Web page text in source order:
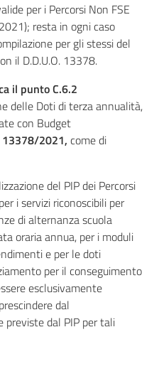
per i Percorsi Non FSE
resta in ogni caso
per gli stessi del
il D.D.U.O. 13378.
il punto C.6.2
delle Doti di terza annualità,
con Budget
13378/2021, come di
del PIP dei Percorsi
i servizi riconoscibili per
di alternanza scuola
oraria annua, per i moduli
e per le doti
per il conseguimento
esclusivamente
dal
previste dal PIP per tali